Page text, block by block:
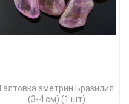
Галтовка аметрин Бразилия
(3-4 см) (1 шт)